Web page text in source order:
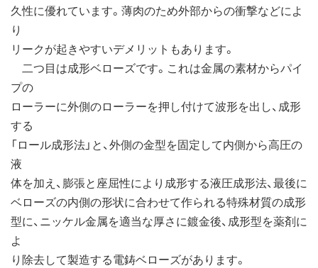
久性に優れています。薄肉のため外部からの衝撃などによ
り
リークが起きやすいデメリットもあります。
二つ目は成形ベローズです。これは金属の素材からパイ
プの
ローラーに外側のローラーを押し付けて波形を出し、成形
する
「ロール成形法」と、外側の金型を固定して内側から高圧の
液
体を加え、膨張と座屈性により成形する液圧成形法、最後に
ベローズの内側の形状に合わせて作られる特殊材質の成形
型に、ニッケル金属を適当な厚さに鍍金後、成形型を薬剤に
よ
り除去して製造する電鋳ベローズがあります。